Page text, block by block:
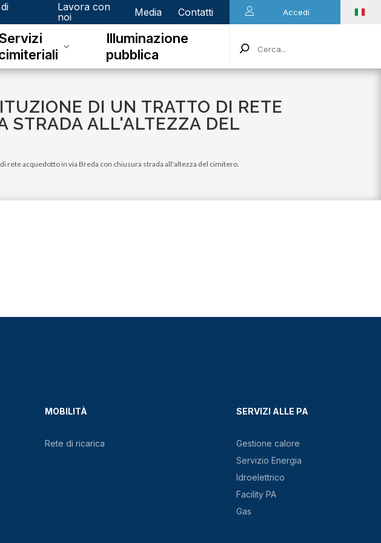
Lavora con
noi
Media Contatti Accedi
Illuminazione
pubblica
DI UN TRATTO DI RETE
STRADA ALL'ALTEZZA DEL
rete acquedotto in via Breda con chiusura strada all'altezza del cimitero.
MOBILITÀ
Rete di ricarica
SERVIZI ALLE PA
Gestione calore
Servizio Energia
Idroelettrico
Facility PA
Gas